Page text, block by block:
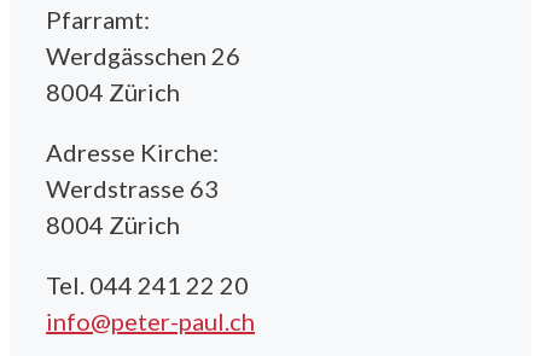
Pfarramt:
Werdgässchen 26
8004 Zürich
Adresse Kirche:
Werdstrasse 63
8004 Zürich
Tel. 044 241 22 20
info@peter-paul.ch